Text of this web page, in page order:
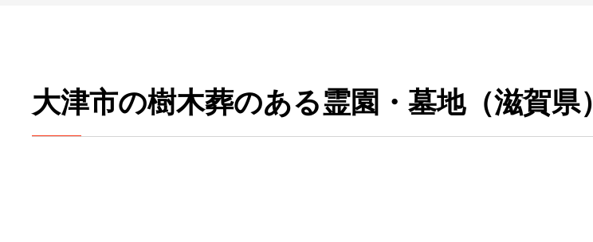
大津市の樹木葬のある霊園・墓地（滋賀県）